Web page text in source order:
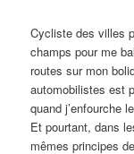
Cycliste des villes
champs pour me
routes sur mon
automobilistes est
quand j’enfourche
Et pourtant, dans
mêmes principes